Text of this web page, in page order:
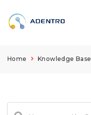
Home Knowledge Base